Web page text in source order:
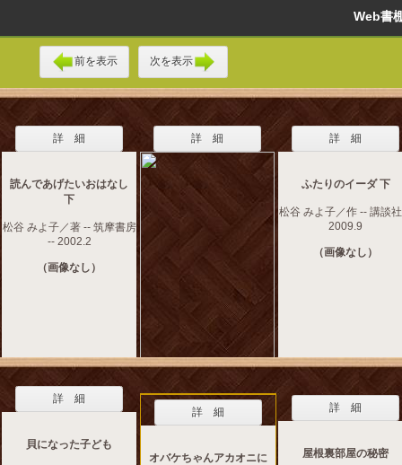
Web
前を表示 次を表示
詳 細
読んであげたいおはなし
下
松谷 みよ子／著 -- 筑摩書房
-- 2002.2
（画像なし）
詳 細 詳 細
ふたりのイーダ 下
松谷 みよ子／作 -- 講談
2009.9
（画像なし）
詳 細
貝になった子ども
詳 細
オバケちゃんアカオニに
詳 細
屋根裏部屋の秘密